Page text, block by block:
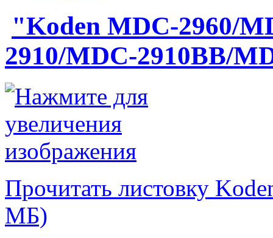
"Koden MDC-2960/
2910/MDC-2910BB/
Прочитать листовку
МБ)